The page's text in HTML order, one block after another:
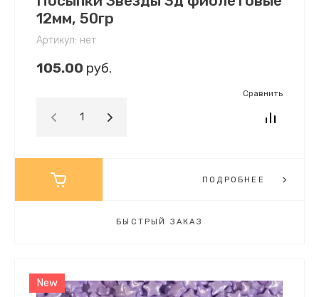
12мм, 50гр
Артикул: нет
105.00 руб.
Сравнить
ПОДРОБНЕЕ
БЫСТРЫЙ ЗАКАЗ
New